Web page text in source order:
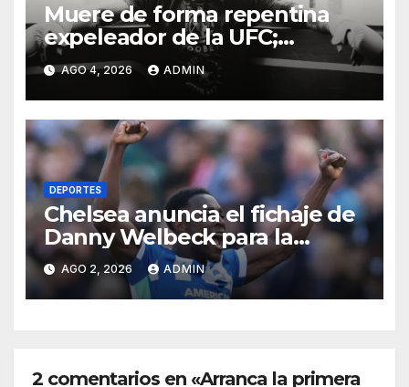
Muere de forma repentina
expeleador de la UFC;
investigan las causas
AGO 4, 2026 ADMIN
DEPORTES
Chelsea anuncia el fichaje de
Danny Welbeck para la
próxima temporada de
Premier League
AGO 2, 2026 ADMIN
2 comentarios en «Arranca la primera